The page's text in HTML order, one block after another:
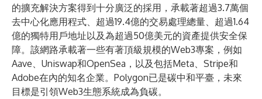
的擴充解決方案得到十分廣泛的採用，承載著超過3.7萬個
去中心化應用程式、超過19.4億的交易處理總量、超過1.64
億的獨特用戶地址以及為超過50億美元的資產提供安全保
障。該網路承載著一些有著頂級規模的Web3專案，例如
Aave、Uniswap和OpenSea，以及包括Meta、Stripe和
Adobe在內的知名企業。Polygon已是碳中和平臺，未來
目標是引領Web3生態系統成為負碳。